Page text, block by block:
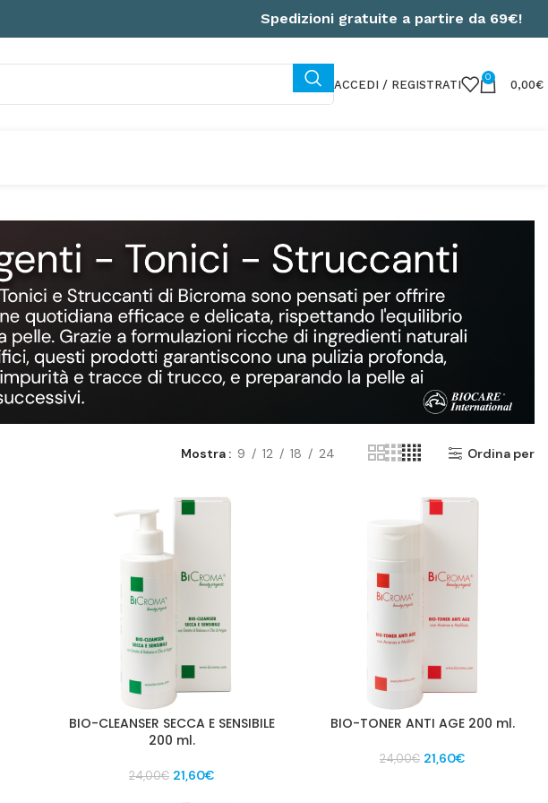
Spedizioni gratuite a partire da 69€!
ACCEDI / REGISTRATI
0
0,00€
Mostra 9 12 18 24 Ordina per
BIO-CLEANSER SECCA E SENSIBILE
200 ml.
24,00€ Il21,60€
BIO-TONER ANTI AGE 200 ml.
24,00€ Il21,60€